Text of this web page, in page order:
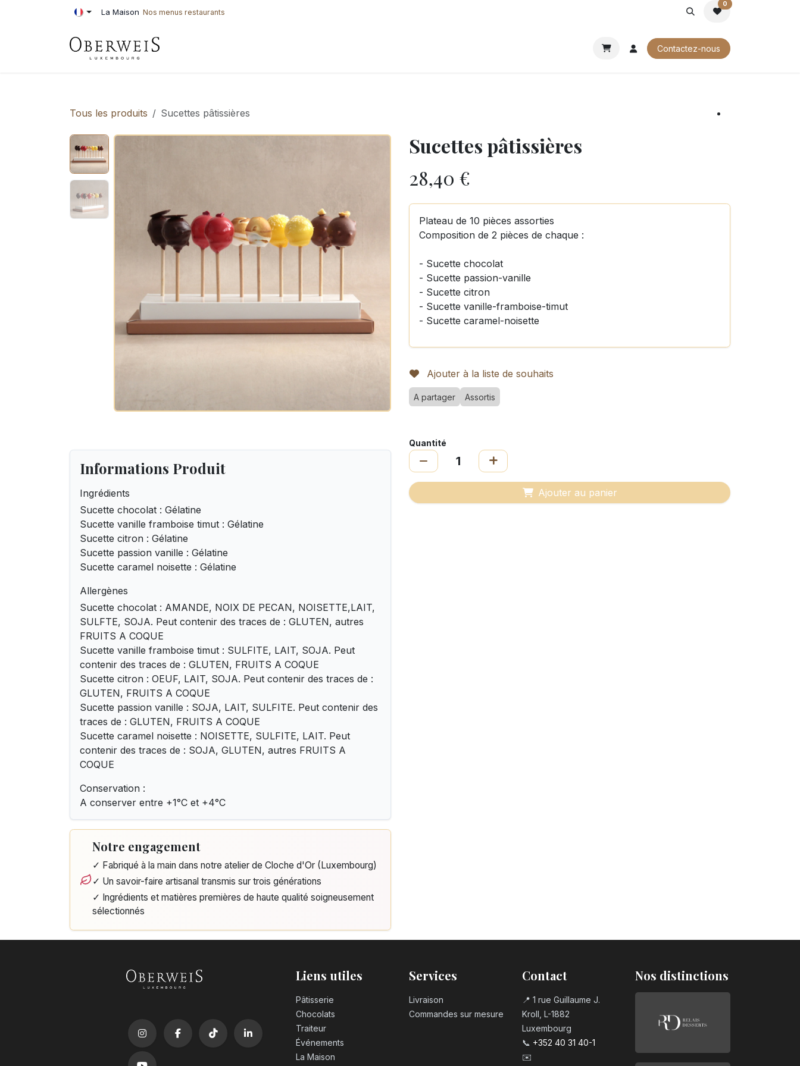
Se rendre au contenu La Maison Nos menus restaurants
0
Contactez-nous
Tous les produits Sucettes pâtissières
Sucettes pâtissières
28,40 €
Plateau de 10 pièces assorties
Composition de 2 pièces de chaque :
- Sucette chocolat
- Sucette passion-vanille
- Sucette citron
- Sucette vanille-framboise-timut
- Sucette caramel-noisette
Ajouter à la liste de souhaits
A partager Assortis
Informations Produit
Ingrédients
Sucette chocolat : Gélatine
Sucette vanille framboise timut : Gélatine
Sucette citron : Gélatine
Sucette passion vanille : Gélatine
Sucette caramel noisette : Gélatine
Allergènes
Sucette chocolat : AMANDE, NOIX DE PECAN, NOISETTE,LAIT,
SULFTE, SOJA. Peut contenir des traces de : GLUTEN, autres
FRUITS A COQUE
Sucette vanille framboise timut : SULFITE, LAIT, SOJA. Peut
contenir des traces de : GLUTEN, FRUITS A COQUE
Sucette citron : OEUF, LAIT, SOJA. Peut contenir des traces de :
GLUTEN, FRUITS A COQUE
Sucette passion vanille : SOJA, LAIT, SULFITE. Peut contenir des
traces de : GLUTEN, FRUITS A COQUE
Sucette caramel noisette : NOISETTE, SULFITE, LAIT. Peut
contenir des traces de : SOJA, GLUTEN, autres FRUITS A
COQUE
Conservation :
A conserver entre +1°C et +4°C
Notre engagement
✓ Fabriqué à la main dans notre atelier de Cloche d'Or (Luxembourg)
✓ Un savoir-faire artisanal transmis sur trois générations
✓ Ingrédients et matières premières de haute qualité soigneusement
sélectionnés
Quantité
Ajouter au panier
Liens utiles
Pâtisserie
Chocolats
Traiteur
Événements
La Maison
Services
Livraison
Commandes sur mesure
Contact
📍 1 rue Guillaume J.
Kroll, L-1882
Luxembourg
📞 +352 40 31 40-1
✉️
Nos distinctions